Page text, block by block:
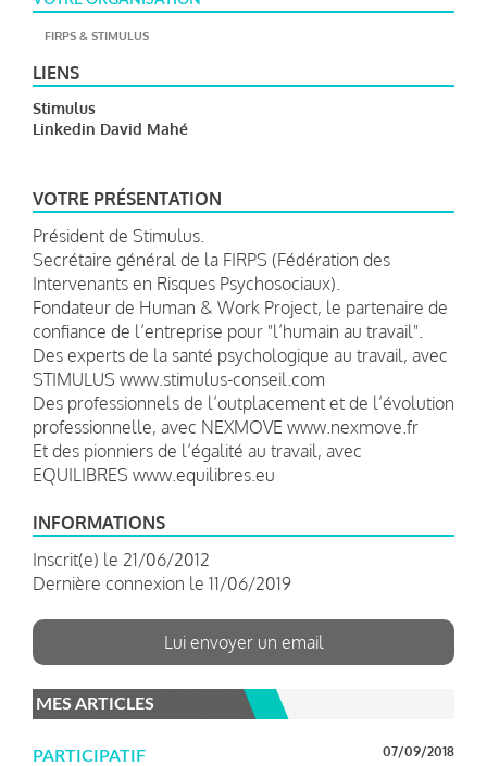
FIRPS & STIMULUS
LIENS
Stimulus
Linkedin David Mahé
VOTRE PRÉSENTATION
Président de Stimulus.
Secrétaire général de la FIRPS (Fédération des
Intervenants en Risques Psychosociaux).
Fondateur de Human & Work Project, le partenaire de
confiance de l’entreprise pour "l’humain au travail".
Des experts de la santé psychologique au travail, avec
STIMULUS www.stimulus-conseil.com
Des professionnels de l’outplacement et de l’évolution
professionnelle, avec NEXMOVE www.nexmove.fr
Et des pionniers de l’égalité au travail, avec
EQUILIBRES www.equilibres.eu
INFORMATIONS
Inscrit(e) le 21/06/2012
Dernière connexion le 11/06/2019
Lui envoyer un email
MES ARTICLES
PARTICIPATIF 07/09/2018